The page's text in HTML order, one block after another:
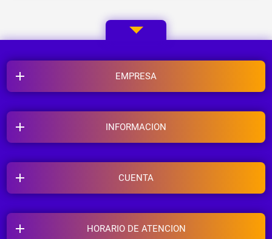
EMPRESA
INFORMACION
HORARIO DE ATENCION
CUENTA